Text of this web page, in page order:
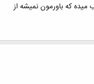
که باورمون نمیشه از